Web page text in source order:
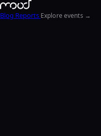
Blog Reports Explore events →